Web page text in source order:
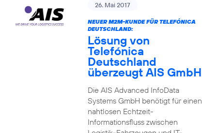
26. Mai 2017
NEUER M2M-KUNDE FÜR TELEFÓNICA
DEUTSCHLAND:
Lösung von
Telefónica
Deutschland
überzeugt AIS GmbH
Die AIS Advanced InfoData
Systems GmbH benötigt für einen
nahtlosen Echtzeit-
Informationsfluss zwischen